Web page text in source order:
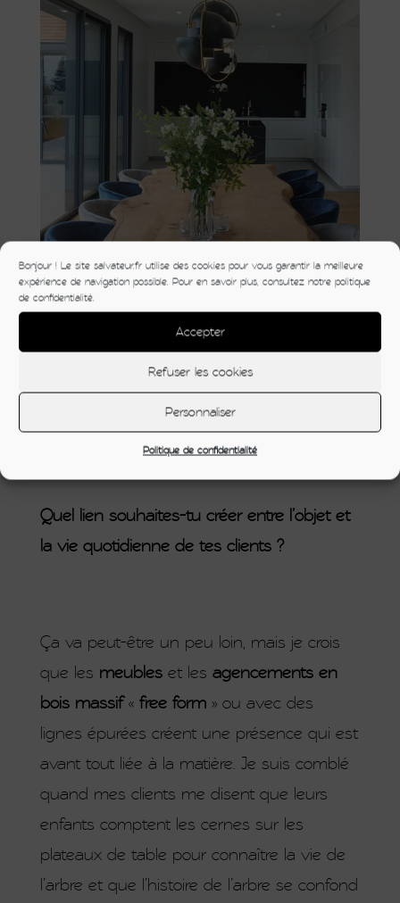
Bonjour ! Le site salvateur.fr utilise des cookies pour vous garantir la meilleure
expérience de navigation possible. Pour en savoir plus, consultez notre politique
de confidentialité.
Accepter
Refuser les cookies
Personnaliser
Politique de confidentialité
Quel lien souhaites-tu créer entre l’objet et
la vie quotidienne de tes clients ?
Ça va peut-être un peu loin, mais je crois
que les meubleset les agencements en
bois massif« free form» ou avec des
lignes épurées créent une présence qui est
avant tout liée à la matière. Je suis comblé
quand mes clients me disent que leurs
enfants comptent les cernes sur les
plateaux de table pour connaître la vie de
l’arbre et que l’histoire de l’arbre se confond